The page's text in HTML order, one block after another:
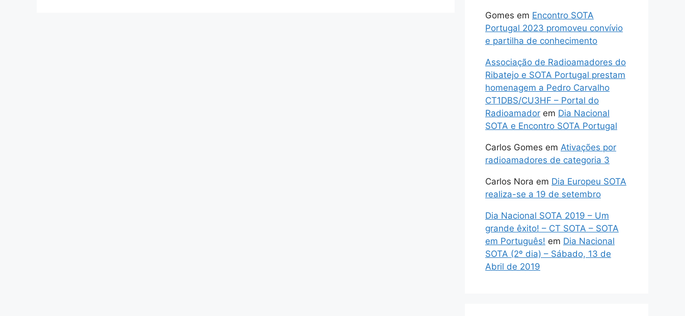
Gomes em Encontro SOTA
Portugal 2023 promoveu convívio
e partilha de conhecimento
Associação de Radioamadores do
Ribatejo e SOTA Portugal prestam
homenagem a Pedro Carvalho
CT1DBS/CU3HF – Portal do
Radioamador em Dia Nacional
SOTA e Encontro SOTA Portugal
Carlos Gomes em Ativações por
radioamadores de categoria 3
Carlos Nora em Dia Europeu SOTA
realiza-se a 19 de setembro
Dia Nacional SOTA 2019 – Um
grande êxito! – CT SOTA – SOTA
em Português! em Dia Nacional
SOTA (2º dia) – Sábado, 13 de
Abril de 2019